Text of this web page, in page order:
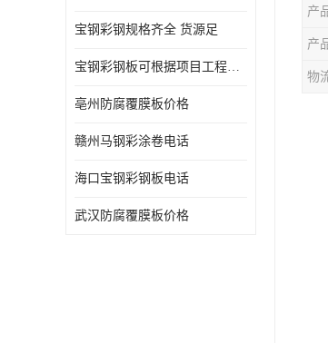
宝钢彩钢规格齐全 货源足
宝钢彩钢板可根据项目工程定制
亳州防腐覆膜板价格
赣州马钢彩涂卷电话
海口宝钢彩钢板电话
武汉防腐覆膜板价格
产
产
物